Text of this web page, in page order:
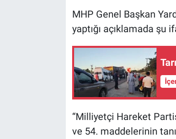
MHP Genel Başkan
yaptığı açıklamada şu
“Milliyetçi Hareket
ve 54. maddelerinin